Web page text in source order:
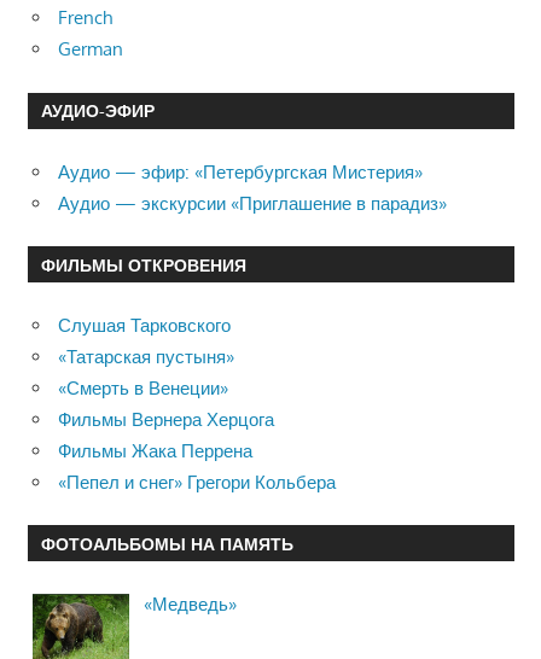
French
German
АУДИО-ЭФИР
Аудио — эфир: «Петербургская Мистерия»
Аудио — экскурсии «Приглашение в парадиз»
ФИЛЬМЫ ОТКРОВЕНИЯ
Слушая Тарковского
«Татарская пустыня»
«Смерть в Венеции»
Фильмы Вернера Херцога
Фильмы Жака Перрена
«Пепел и снег» Грегори Кольбера
ФОТОАЛЬБОМЫ НА ПАМЯТЬ
«Медведь»